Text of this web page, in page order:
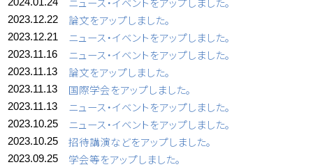
2023.12.22 論文をアップしました。
2023.12.21 ニュース・イベントをアップしました。
2023.11.16 ニュース・イベントをアップしました。
2023.11.13 論文をアップしました。
2023.11.13 国際学会をアップしました。
2023.11.13 ニュース・イベントをアップしました。
2023.10.25 ニュース・イベントをアップしました。
2023.10.25 招待講演などをアップしました。
2023.09.25 学会等をアップしました。